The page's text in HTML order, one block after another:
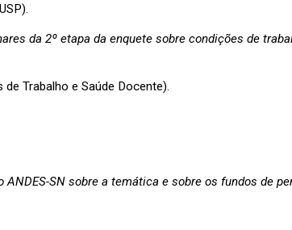
da 2º etapa da enquete sobre condições de
Trabalho e Saúde Docente).
SN sobre a temática e sobre os fundos de